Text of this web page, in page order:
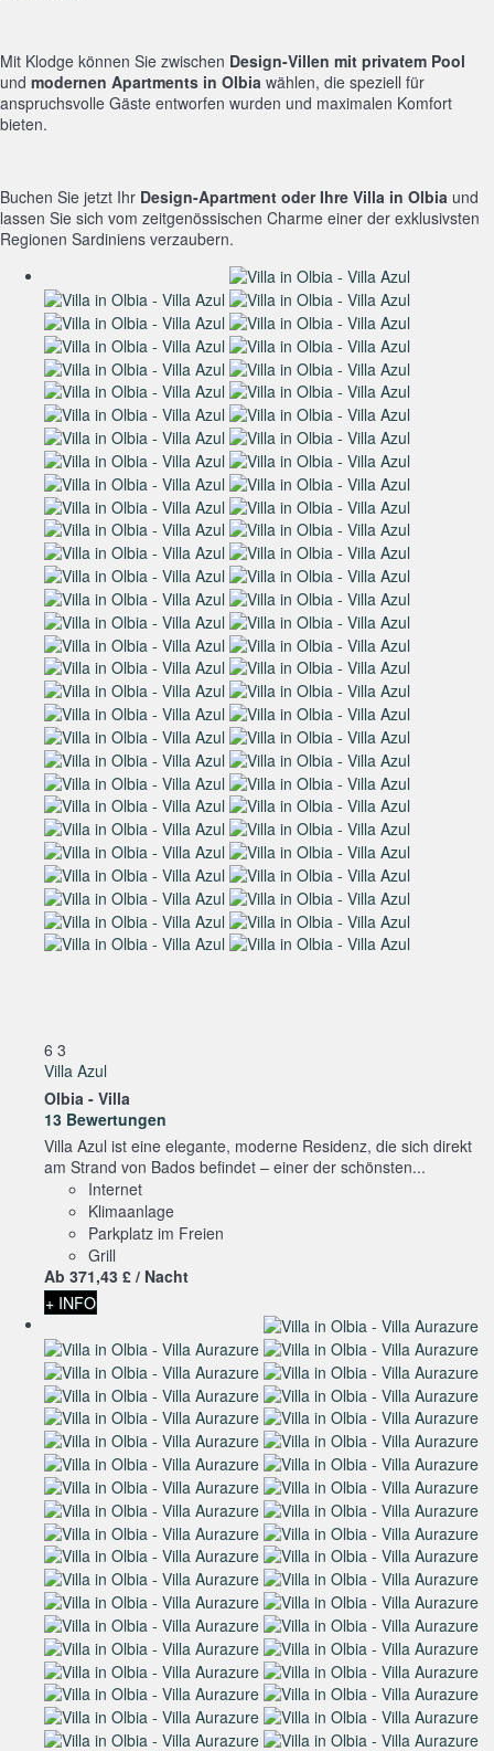
Mit Klodge können Sie zwischen Design-Villen mit privatem Pool
und modernen Apartments in Olbia wählen, die speziell für
anspruchsvolle Gäste entworfen wurden und maximalen Komfort
bieten.
Buchen Sie jetzt Ihr Design-Apartment oder Ihre Villa in Olbia und
lassen Sie sich vom zeitgenössischen Charme einer der exklusivsten
Regionen Sardiniens verzaubern.
6 3
Villa Azul
Olbia - Villa
13 Bewertungen
Villa Azul ist eine elegante, moderne Residenz, die sich direkt
am Strand von Bados befindet – einer der schönsten...
Internet
Klimaanlage
Parkplatz im Freien
Grill
Ab 371,43 £ / Nacht
+ INFO